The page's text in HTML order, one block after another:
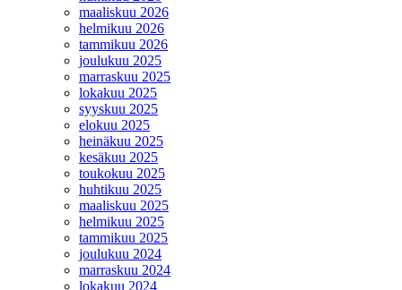
maaliskuu 2026
helmikuu 2026
tammikuu 2026
joulukuu 2025
marraskuu 2025
lokakuu 2025
syyskuu 2025
elokuu 2025
heinäkuu 2025
kesäkuu 2025
toukokuu 2025
huhtikuu 2025
maaliskuu 2025
helmikuu 2025
tammikuu 2025
joulukuu 2024
marraskuu 2024
lokakuu 2024